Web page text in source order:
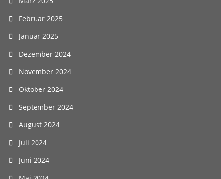
Februar 2025
Januar 2025
Dezember 2024
November 2024
Oktober 2024
September 2024
August 2024
Juli 2024
Juni 2024